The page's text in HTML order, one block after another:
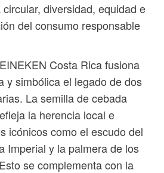
diversidad, equidad e
del consumo responsable
Costa Rica fusiona
y simbólica el legado de dos
La semilla de cebada
la herencia local e
icónicos como el escudo del
Imperial y la palmera de los
se complementa con la